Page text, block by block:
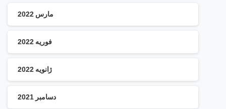
مارس 2022
فوریه 2022
ژانویه 2022
دسامبر 2021